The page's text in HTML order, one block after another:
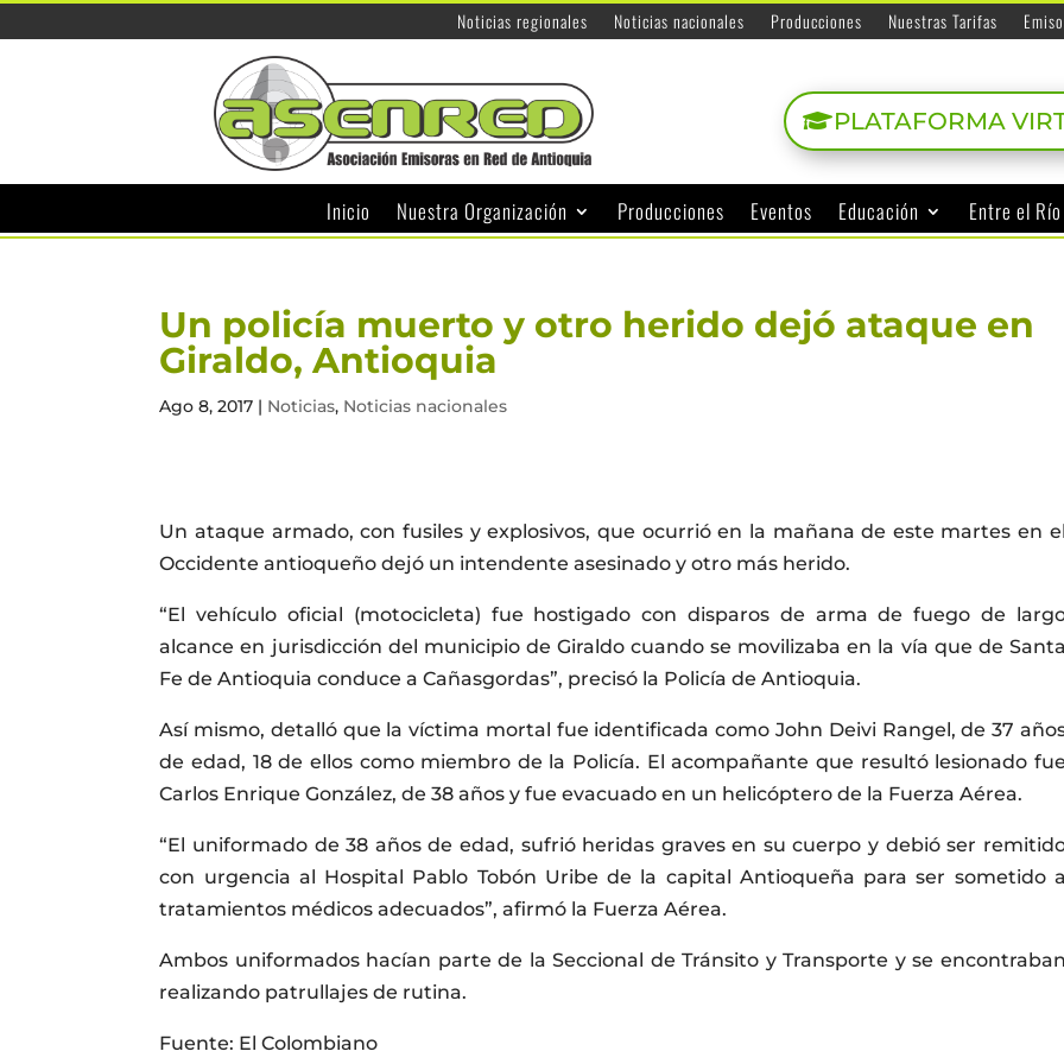
Noticias regionales Noticias nacionales Producciones Nuestras Tarifas
PLATAFORMA
Inicio Nuestra Organización Producciones Eventos Educación Entre el
Un policía muerto y otro herido dejó ataque en
Giraldo, Antioquia
Ago 8, 2017 | Noticias, Noticias nacionales
Un ataque armado, con fusiles y explosivos, que ocurrió en la mañana de este martes en el
Occidente antioqueño dejó un intendente asesinado y otro más herido.
“El vehículo oficial (motocicleta) fue hostigado con disparos de arma de fuego de
alcance en jurisdicción del municipio de Giraldo cuando se movilizaba en la vía que de Santa
Fe de Antioquia conduce a Cañasgordas”, precisó la Policía de Antioquia.
Así mismo, detalló que la víctima mortal fue identificada como John Deivi Rangel, de 37
de edad, 18 de ellos como miembro de la Policía. El acompañante que resultó lesionado fue
Carlos Enrique González, de 38 años y fue evacuado en un helicóptero de la Fuerza Aérea.
“El uniformado de 38 años de edad, sufrió heridas graves en su cuerpo y debió ser
con urgencia al Hospital Pablo Tobón Uribe de la capital Antioqueña para ser sometido a
tratamientos médicos adecuados”, afirmó la Fuerza Aérea.
Ambos uniformados hacían parte de la Seccional de Tránsito y Transporte y se encontraban
realizando patrullajes de rutina.
Fuente: El Colombiano